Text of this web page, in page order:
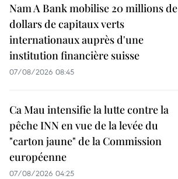
Nam A Bank mobilise 20 millions de
dollars de capitaux verts
internationaux auprès d'une
institution financière suisse
07/08/2026 08:45
Ca Mau intensifie la lutte contre la
pêche INN en vue de la levée du
"carton jaune" de la Commission
européenne
07/08/2026 04:25